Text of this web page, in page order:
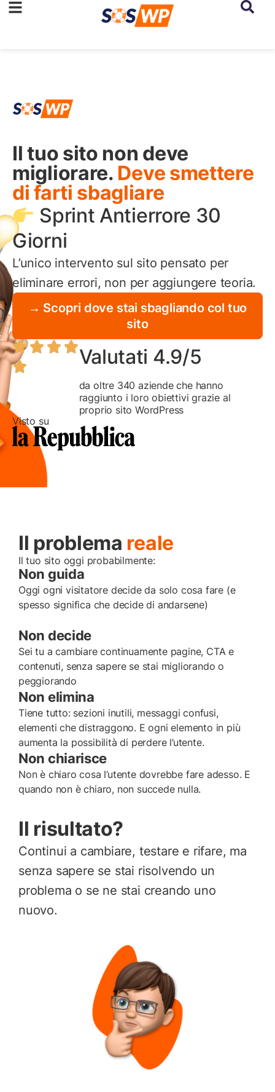
Il tuo sito non deve
migliorare. Deve smettere
di farti sbagliare
Sprint Antierrore 30
Giorni
L’unico intervento sul sito pensato per
eliminare errori, non per aggiungere teoria.
→ Scopri dove stai sbagliando col tuo
sito
Valutati 4.9/5
da oltre 340 aziende che hanno
raggiunto i loro obiettivi grazie al
proprio sito WordPress
Visto su
Il problema reale
Il tuo sito oggi probabilmente:
Non guida
Oggi ogni visitatore decide da solo cosa fare (e
spesso significa che decide di andarsene)
Non decide
Sei tu a cambiare continuamente pagine, CTA e
contenuti, senza sapere se stai migliorando o
peggiorando
Non elimina
Tiene tutto: sezioni inutili, messaggi confusi,
elementi che distraggono. E ogni elemento in più
aumenta la possibilità di perdere l’utente.
Non chiarisce
Non è chiaro cosa l’utente dovrebbe fare adesso. E
quando non è chiaro, non succede nulla.
Il risultato?
Continui a cambiare, testare e rifare, ma
senza sapere se stai risolvendo un
problema o se ne stai creando uno
nuovo.